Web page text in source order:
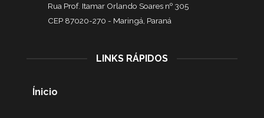
Rua Prof. Itamar Orlando Soares nº 305
CEP 87020-270 - Maringá, Paraná
LINKS RÁPIDOS
Ínicio